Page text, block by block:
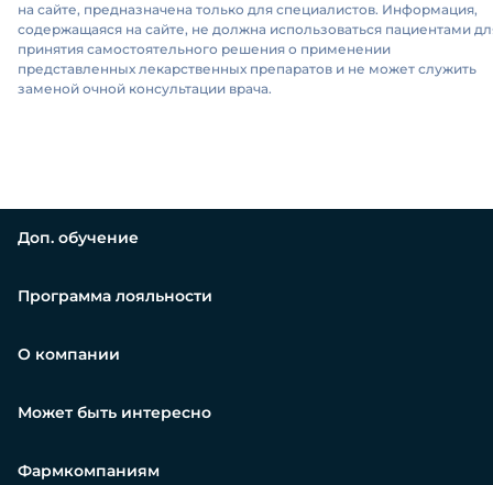
на сайте, предназначена только для специалистов. Информация,
содержащаяся на сайте, не должна использоваться пациентами
принятия самостоятельного решения о применении
представленных лекарственных препаратов и не может служить
заменой очной консультации врача.
Доп. обучение
Программа лояльности
О компании
Может быть интересно
Фармкомпаниям